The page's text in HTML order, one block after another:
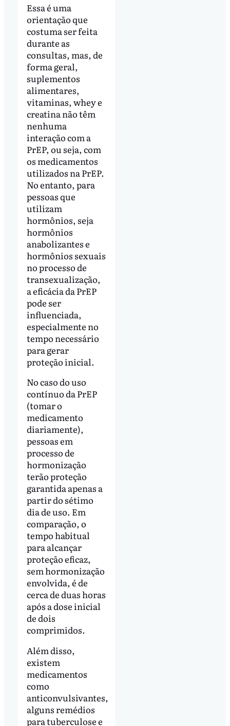
Essa é uma
orientação que
costuma ser feita
durante as
consultas, mas, de
forma geral,
suplementos
alimentares,
vitaminas, whey e
creatina não têm
nenhuma
interação com a
PrEP, ou seja, com
os medicamentos
utilizados na PrEP.
No entanto, para
pessoas que
utilizam
hormônios, seja
hormônios
anabolizantes e
hormônios sexuais
no processo de
transexualização,
a eficácia da PrEP
pode ser
influenciada,
especialmente no
tempo necessário
para gerar
proteção inicial.
No caso do uso
contínuo da PrEP
(tomar o
medicamento
diariamente),
pessoas em
processo de
hormonização
terão proteção
garantida apenas a
partir do sétimo
dia de uso. Em
comparação, o
tempo habitual
para alcançar
proteção eficaz,
sem hormonização
envolvida, é de
cerca de duas horas
após a dose inicial
de dois
comprimidos.
Além disso,
existem
medicamentos
como
anticonvulsivantes,
alguns remédios
para tuberculose e